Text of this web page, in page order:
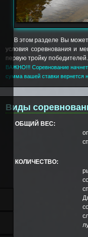
В этом разделе Вы
условия соревнования и
первую тройку
ВАЖНО!!! Соревнование
сумма вашей ставки вернется
Виды
ОБЩИЙ ВЕС:
КОЛИЧЕСТВО: